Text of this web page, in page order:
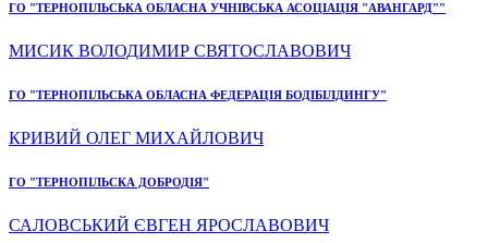
ГО "ТЕРНОПІЛЬСЬКА ОБЛАСНА УЧНІВСЬКА АСОЦІАЦІЯ "АВАНГАРД""
МИСИК ВОЛОДИМИР СВЯТОСЛАВОВИЧ
ГО "ТЕРНОПІЛЬСЬКА ОБЛАСНА ФЕДЕРАЦІЯ БОДІБІЛДИНГУ"
КРИВИЙ ОЛЕГ МИХАЙЛОВИЧ
ГО "ТЕРНОПІЛЬСКА ДОБРОДІЯ"
САЛОВСЬКИЙ ЄВГЕН ЯРОСЛАВОВИЧ